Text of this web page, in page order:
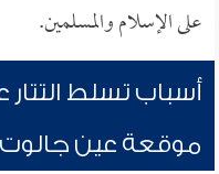
على الإسلام والمسلمين.
أسباب تسلط
موقعة عين جالوت